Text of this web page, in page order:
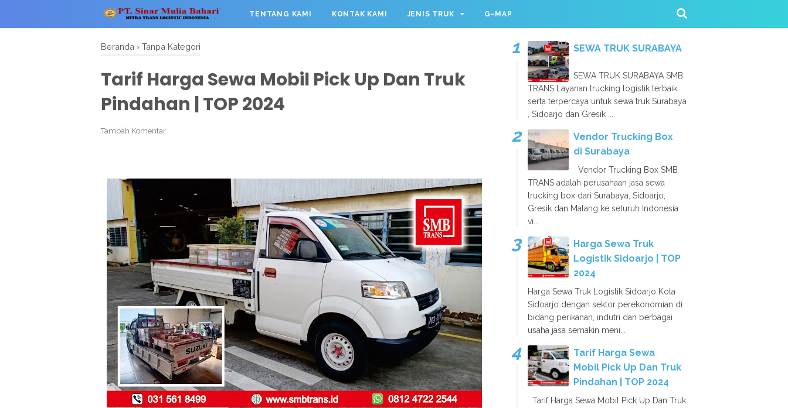
TENTANG KAMI KONTAK KAMI JENIS TRUK G-MAP
Beranda › Tanpa Kategori
Tarif Harga Sewa Mobil Pick Up Dan Truk
Pindahan | TOP 2024
Tambah Komentar
SEWA TRUK SURABAYA
SEWA TRUK SURABAYA SMB
TRANS Layanan trucking logistik terbaik
serta terpercaya untuk sewa truk Surabaya
, Sidoarjo dan Gresik ...
Vendor Trucking Box
di Surabaya
Vendor Trucking Box SMB
TRANS adalah perusahaan jasa sewa
trucking box dari Surabaya, Sidoarjo,
Gresik dan Malang ke seluruh Indonesia
vi...
Harga Sewa Truk
Logistik Sidoarjo | TOP
2024
Harga Sewa Truk Logistik Sidoarjo Kota
Sidoarjo dengan sektor perekonomian di
bidang perikanan, indutri dan berbagai
usaha jasa semakin meni...
Tarif Harga Sewa
Mobil Pick Up Dan Truk
Pindahan | TOP 2024
Tarif Harga Sewa Mobil Pick Up Dan Truk